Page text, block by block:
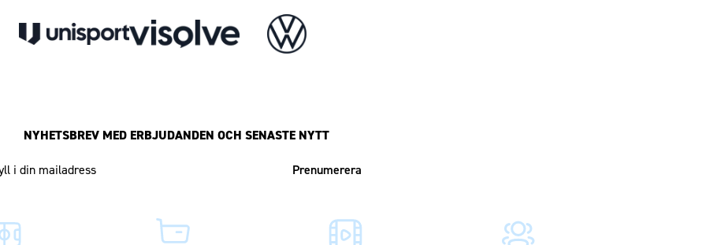
NYHETSBREV MED ERBJUDANDEN OCH SENASTE NYTT